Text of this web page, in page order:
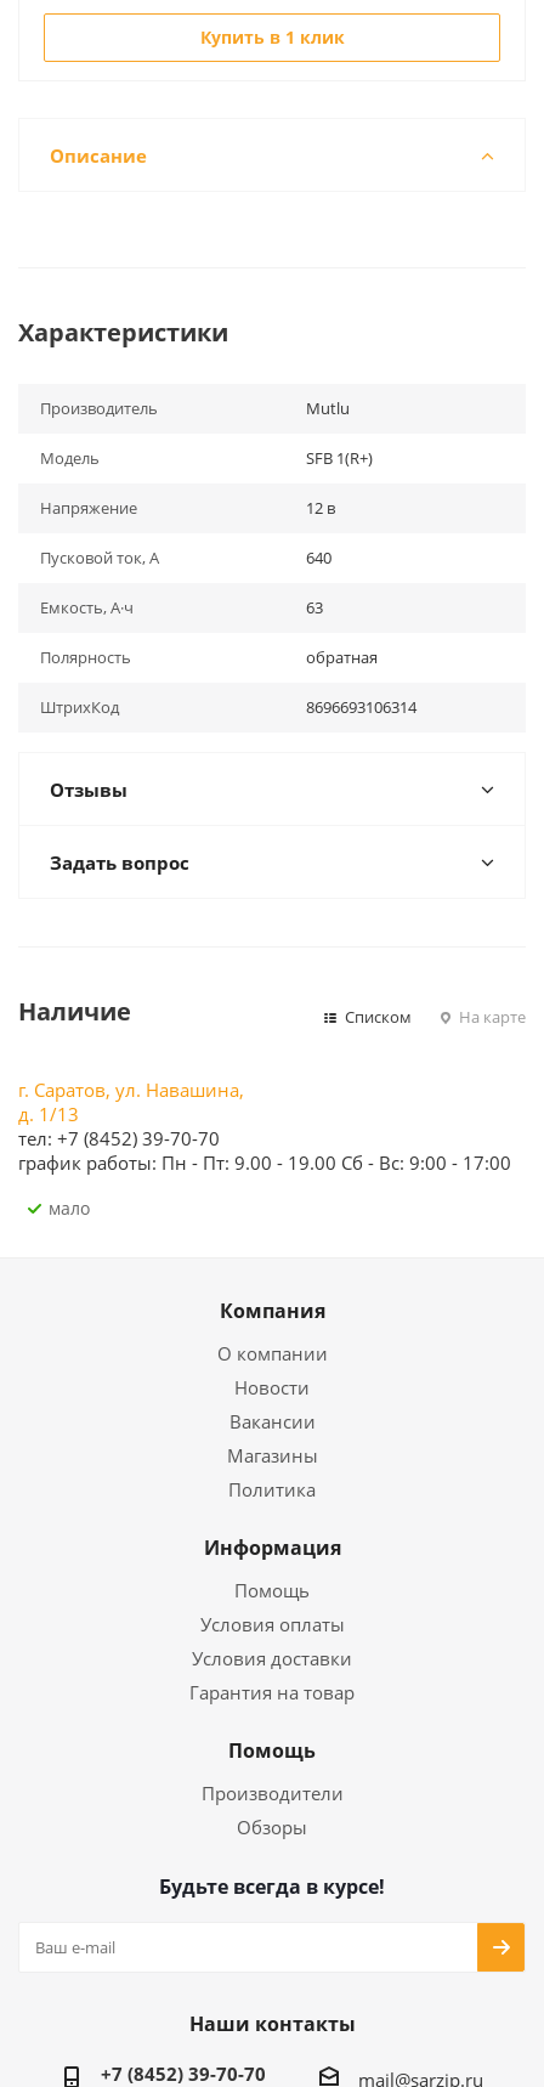
Купить в 1 клик
Описание
Характеристики
Производитель Mutlu
Модель SFB 1(R+)
Напряжение 12 в
Пусковой ток, А 640
Емкость, А·ч 63
Полярность обратная
ШтрихКод 8696693106314
Отзывы
Задать вопрос
Наличие Списком На карте
г. Саратов, ул. Навашина,
д. 1/13
тел: +7 (8452) 39-70-70
график работы: Пн - Пт: 9.00 - 19.00 Сб - Вс: 9:00 - 17:00
Мало
Компания
О компании
Новости
Вакансии
Магазины
Политика
Информация
Помощь
Условия оплаты
Условия доставки
Гарантия на товар
Помощь
Производители
Обзоры
Будьте всегда в курсе!
Наши контакты
+7 (8452) 39-70-70 mail@sarzip.ru